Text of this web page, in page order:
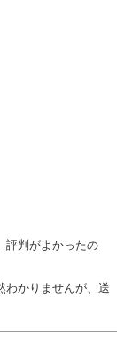
評判がよかったの
わかりませんが、送